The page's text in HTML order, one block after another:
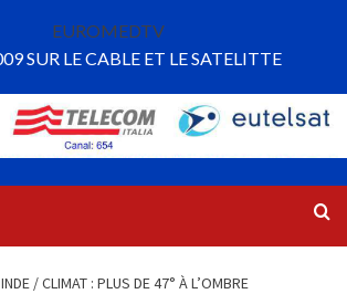
INDE / CLIMAT : PLUS DE 47° À L’OMBRE